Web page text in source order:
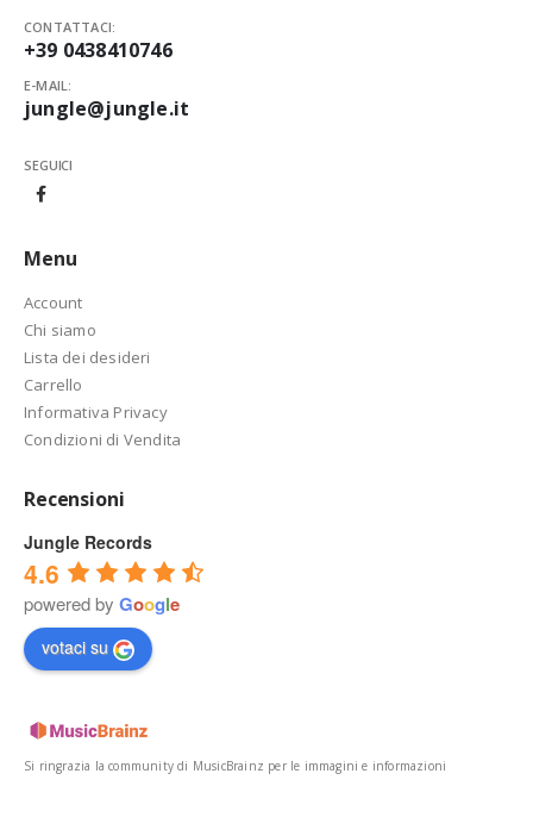
CONTATTACI:
+39 0438410746
E-MAIL:
jungle@jungle.it
SEGUICI
Menu
Account
Chi siamo
Lista dei desideri
Carrello
Informativa Privacy
Condizioni di Vendita
Recensioni
Jungle Records
4.6
powered by Google
votaci su
Si ringrazia la community di MusicBrainz per le immagini e informazioni